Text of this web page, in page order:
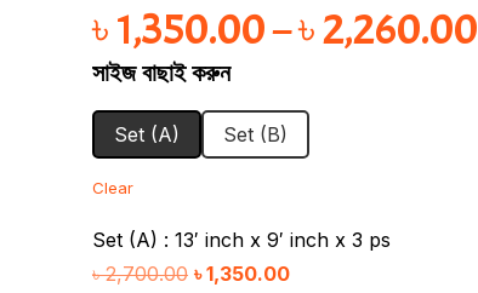
৳1,350.00–৳2,260.00
সাইজ বাছাই করুন
Set (A) Set (B)
Clear
Set (A) : 13′ inch x 9′ inch x 3 ps
৳2,700.00 Original
৳1,350.00Current